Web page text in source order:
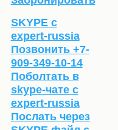
SKYPE с
expert-russia
Позвонить +7-
909-349-10-14
Поболтать в
skype-чате с
expert-russia
Послать через